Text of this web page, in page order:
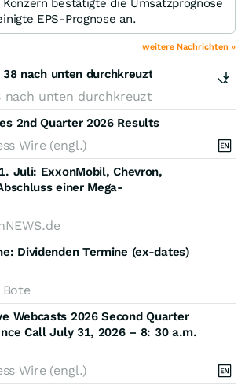
bestätigte die Umsatzprognose
EPS-Prognose an.
weitere Nachrichten »
38 nach unten durchkreuzt
nach unten durchkreuzt
2nd Quarter 2026 Results
Wire (engl.)
Juli: ExxonMobil, Chevron,
einer Mega-
Dividenden Termine (ex-dates)
Webcasts 2026 Second Quarter
Call July 31, 2026 – 8: 30 a.m.
Wire (engl.)